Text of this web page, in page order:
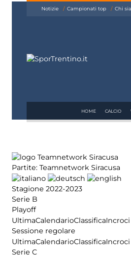
Notizie Campionati top Chi
HOME CALCIO
Partite: Teamnetwork Siracusa
Stagione 2022-2023
Serie B
Playoff
UltimaCalendarioClassificaIncroci
Sessione regolare
UltimaCalendarioClassificaIncroci
Serie C